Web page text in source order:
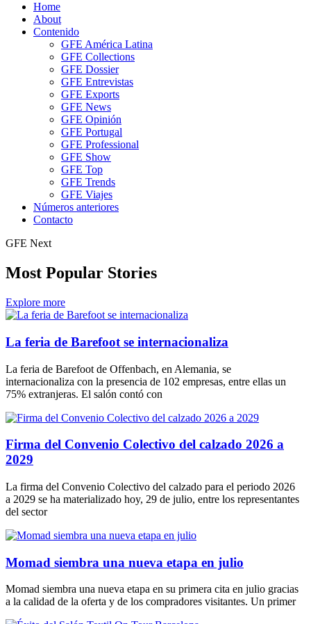
Home
About
Contenido
GFE América Latina
GFE Collections
GFE Dossier
GFE Entrevistas
GFE Exports
GFE News
GFE Opinión
GFE Portugal
GFE Professional
GFE Show
GFE Top
GFE Trends
GFE Viajes
Números anteriores
Contacto
GFE Next
Most Popular Stories
Explore more
La feria de Barefoot se internacionaliza
La feria de Barefoot de Offenbach, en Alemania, se
internacionaliza con la presencia de 102 empresas, entre ellas un
75% extranjeras. El salón contó con
Firma del Convenio Colectivo del calzado 2026 a
2029
La firma del Convenio Colectivo del calzado para el periodo 2026
a 2029 se ha materializado hoy, 29 de julio, entre los representantes
del sector
Momad siembra una nueva etapa en julio
Momad siembra una nueva etapa en su primera cita en julio gracias
a la calidad de la oferta y de los compradores visitantes. Un primer